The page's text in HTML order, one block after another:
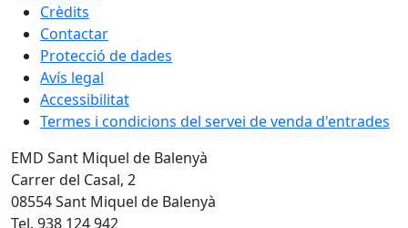
Crèdits
Contactar
Protecció de dades
Avís legal
Accessibilitat
Termes i condicions del servei de venda d'entrades
EMD Sant Miquel de Balenyà
Carrer del Casal, 2
08554 Sant Miquel de Balenyà
Tel. 938 124 942